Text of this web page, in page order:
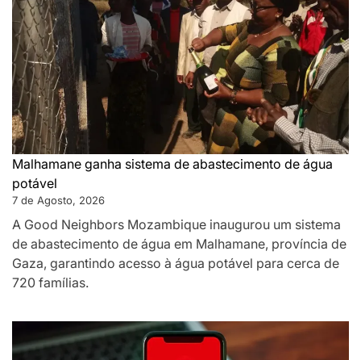
Malhamane ganha sistema de abastecimento de água
potável
7 de Agosto, 2026
A Good Neighbors Mozambique inaugurou um sistema
de abastecimento de água em Malhamane, província de
Gaza, garantindo acesso à água potável para cerca de
720 famílias.